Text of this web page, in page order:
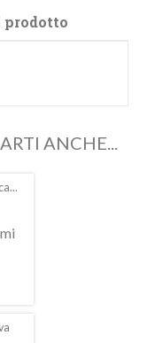
prodotto
ANCHE...